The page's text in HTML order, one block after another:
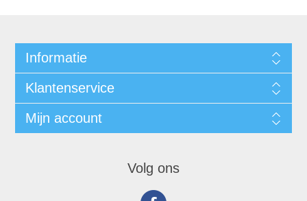
Informatie
Klantenservice
Mijn account
Volg ons